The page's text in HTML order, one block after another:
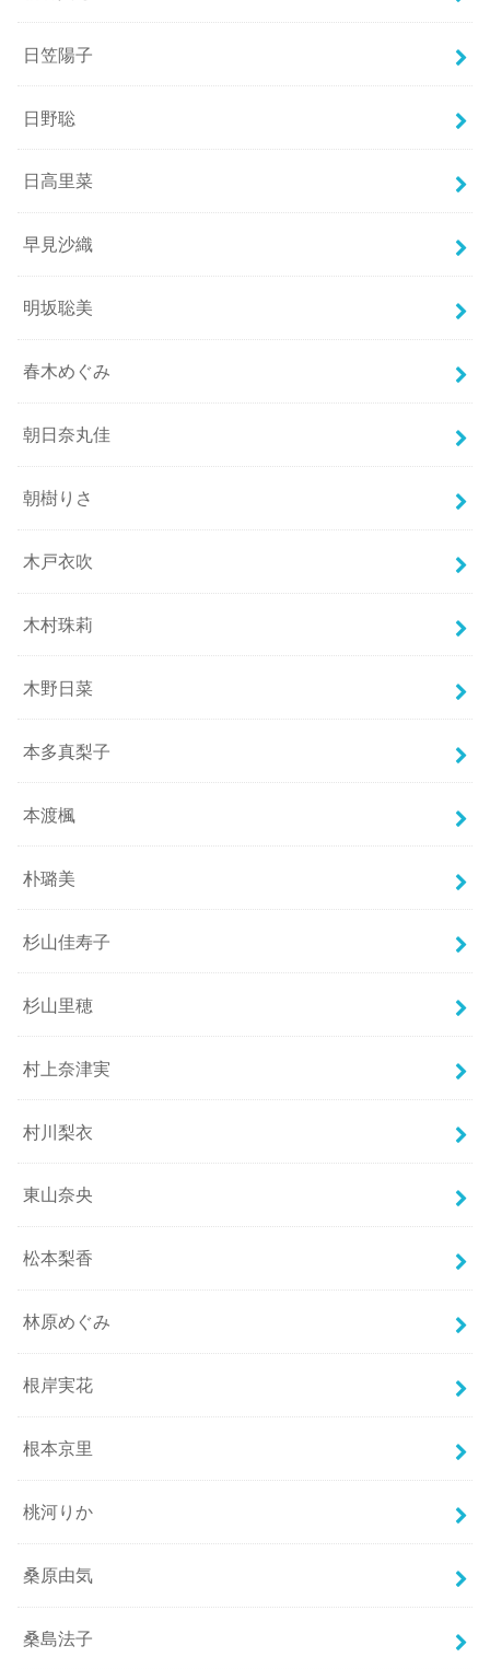
日笠陽子
日野聡
日高里菜
早見沙織
明坂聡美
春木めぐみ
朝日奈丸佳
朝樹りさ
木戸衣吹
木村珠莉
木野日菜
本多真梨子
本渡楓
朴璐美
杉山佳寿子
杉山里穂
村上奈津実
村川梨衣
東山奈央
松本梨香
林原めぐみ
根岸実花
根本京里
桃河りか
桑原由気
桑島法子